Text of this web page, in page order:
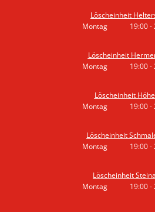
Löscheinheit
Montag
19:00-
Löscheinheit
Montag
19:00-
Löscheinheit
Montag
19:00-
Löscheinheit
Montag
19:00-
Löscheinheit
Montag
19:00-